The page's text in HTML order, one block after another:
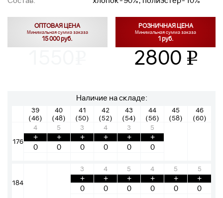
ОПТОВАЯ ЦЕНА
Минимальная сумма заказа
15 000 руб.
РОЗНИЧНАЯ ЦЕНА
Минимальная сумма заказа
1 руб.
2800 v
Наличие на складе:
39
(46)
40
(48)
41
(50)
42
(52)
43
(54)
44
(56)
45
(58)
46
(60)
176
4
+
5
+
3
+
4
+
3
+
5
+
184
3
+
4
+
5
+
4
+
5
+
5
+